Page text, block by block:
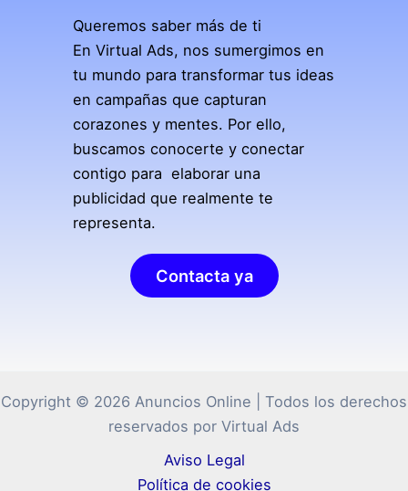
Queremos saber más de ti
En Virtual Ads, nos sumergimos en
tu mundo para transformar tus ideas
en campañas que capturan
corazones y mentes. Por ello,
buscamos conocerte y conectar
contigo para elaborar una
publicidad que realmente te
representa.
Contacta ya
Copyright © 2026 Anuncios Online | Todos los derechos
reservados por Virtual Ads
Aviso Legal
Política de cookies